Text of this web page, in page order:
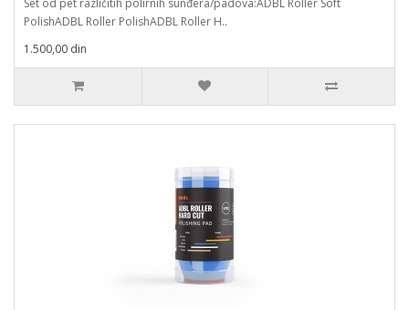
Set od pet različitih polirnih sunđera/padova:ADBL Roller Soft
PolishADBL Roller PolishADBL Roller H..
1.500,00 din